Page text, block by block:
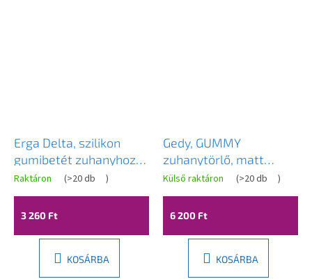
Erga Delta, szilikon
gumibetét zuhanyhoz
tartóval, fekete matt,
ERG-YKA-RY.DELTA
Raktáron (>20 db )
3 260 Ft
KOSÁRBA
Gedy, GUMMY
zuhanytörlő, matt
fekete, 264114
Külső raktáron (>20 db )
6 200 Ft
KOSÁRBA